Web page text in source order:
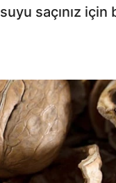
saçınız için